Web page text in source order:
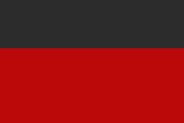
143 com FRETE GRÁTIS -